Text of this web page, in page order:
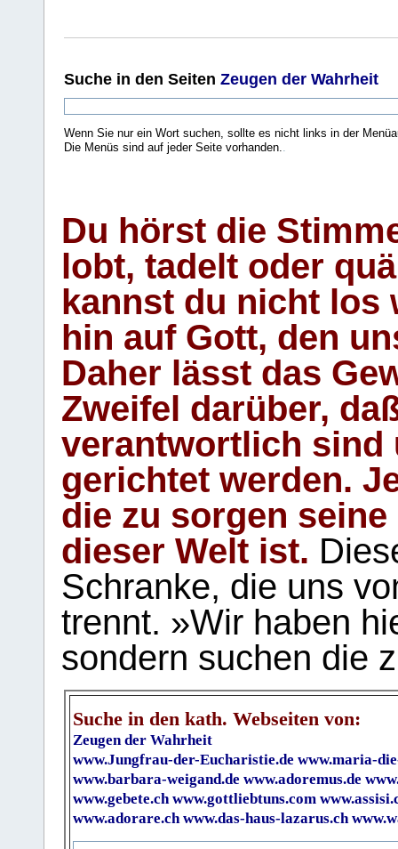
Suche in den Seiten Zeugen der Wahrheit
Wenn Sie nur ein Wort suchen, sollte es nicht links in der
Die Menüs sind auf jeder Seite vorhanden.
Du hörst die
lobt, tadelt oder
kannst du nicht los
hin auf Gott, den
Daher lässt das
Zweifel darüber,
verantwortlich sind
gerichtet werden.
die zu sorgen
dieser Welt ist.
Schranke, die uns
trennt. »Wir haben
sondern suchen die
Suche in den kath. Webseiten von:
Zeugen der Wahrheit
www.Jungfrau-der-Eucharistie.de www.maria-
www.barbara-weigand.de www.adoremus.de
www.gebete.ch www.gottliebtuns.com
www.adorare.ch www.das-haus-lazarus.ch